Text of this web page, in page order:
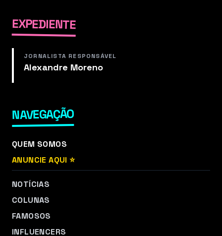
EXPEDIENTE
JORNALISTA RESPONSÁVEL
Alexandre Moreno
NAVEGAÇÃO
QUEM SOMOS
ANUNCIE AQUI ⭐
NOTÍCIAS
COLUNAS
FAMOSOS
INFLUENCERS